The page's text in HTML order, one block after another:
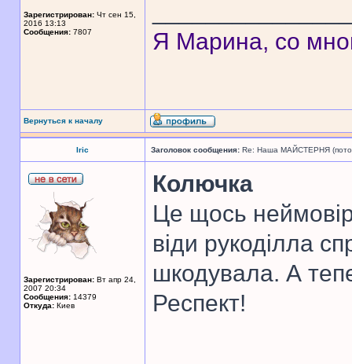
Зарегистрирован: Чт сен 15,
2016 13:13
Сообщения: 7807
Я Марина, со
Вернуться к началу
Iric Заголовок сообщения: Re: Наша МАЙСТЕРНЯ
Зарегистрирован: Вт апр 24,
2007 20:34
Сообщения: 14379
Откуда: Киев
Колючка
Це щось
віди рукоділла
шкодувала. А
Респект!